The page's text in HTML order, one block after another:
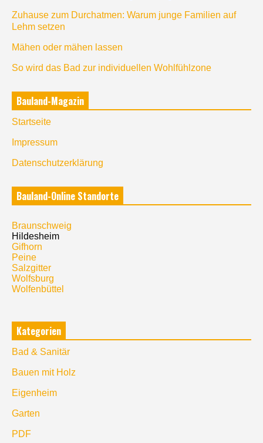
Zuhause zum Durchatmen: Warum junge Familien auf
Lehm setzen
Mähen oder mähen lassen
So wird das Bad zur individuellen Wohlfühlzone
Bauland-Magazin
Startseite
Impressum
Datenschutzerklärung
Bauland-Online Standorte
Braunschweig
Hildesheim
Gifhorn
Peine
Salzgitter
Wolfsburg
Wolfenbüttel
Kategorien
Bad & Sanitär
Bauen mit Holz
Eigenheim
Garten
PDF